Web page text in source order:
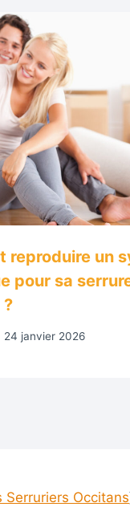
reproduire un
pour sa
?
24 janvier 2026
Serruriers Occitans